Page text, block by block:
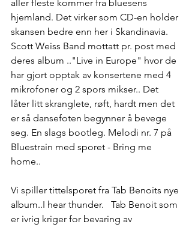
aller fleste kommer fra bluesens
hjemland. Det virker som CD-en holder
skansen bedre enn her i Skandinavia.
Scott Weiss Band mottatt pr. post med
deres album .."Live in Europe" hvor de
har gjort opptak av konsertene med 4
mikrofoner og 2 spors mikser.. Det
låter litt skranglete, røft, hardt men det
er så dansefoten begynner å bevege
seg. En slags bootleg. Melodi nr. 7 på
Bluestrain med sporet - Bring me
home..
Vi spiller tittelsporet fra Tab Benoits nye
album..I hear thunder.   Tab Benoit som
er ivrig kriger for bevaring av